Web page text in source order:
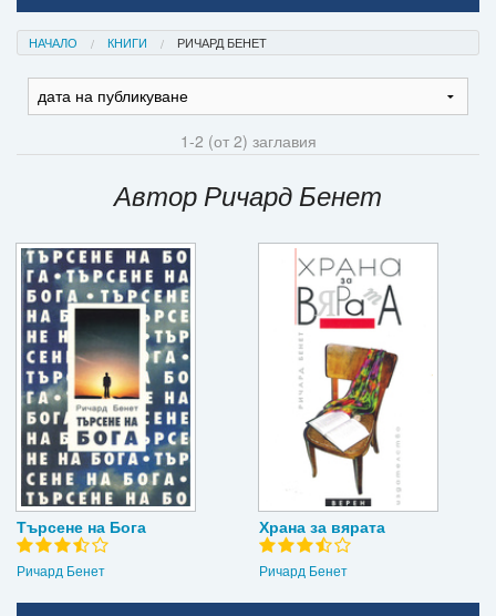
Начало
Печатни книги
Подаръци
Ваучери
Промоции
Контакти
Вход
Регистрация
НАЧАЛО КНИГИ РИЧАРД БЕНЕТ
1-2 (от 2) заглавия
Автор Ричард Бенет
Търсене на Бога
Ричард Бенет
Храна за вярата
Ричард Бенет